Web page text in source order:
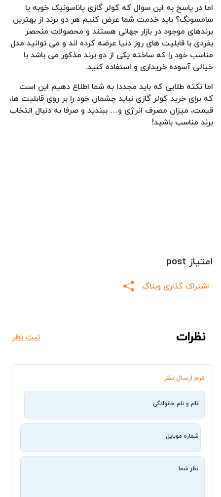
اما در پاسخ به این سوال که کولر گازی پاناسونیک خوبه یا
سامسونگ؟ باید خدمت شما عرض کنیم هر دو برند از بهترین
برندهای موجود در بازار جهانی هستند و محصولات منحصر
بفردی با قابلیت های روز دنیا عرضه کرده اند و می توانید مدل
مناسب خود را که ساخته یکی از دو برند مذکور می باشد با
خیالی آسوده خریداری و استفاده کنید.
اما نکته طلایی که باید مجددا به شما اطلاع دهیم این است
که برای خرید کولر گازی نباید چشمان خود را بر روی قابلیت ها،
قیمت، میزان مصرف انرژی و… ببندید و صرفا به دنبال انتخاب
برند مناسب باشید!
امتیاز post
اشتراک گذاری وبلاگ
نظرات ثبت نظر
فرم ارسال نظر
نام و نام خانوادگی
شماره موبایل
نظر شما